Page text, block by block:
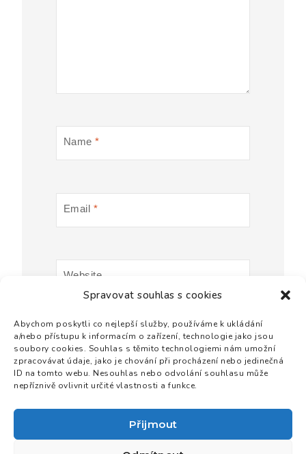
Spravovat souhlas s cookies
Abychom poskytli co nejlepší služby, používáme k ukládání
a/nebo přístupu k informacím o zařízení, technologie jako jsou
soubory cookies. Souhlas s těmito technologiemi nám umožní
zpracovávat údaje, jako je chování při procházení nebo jedinečná
ID na tomto webu. Nesouhlas nebo odvolání souhlasu může
nepříznivě ovlivnit určité vlastnosti a funkce.
Přijmout
Name *
Email *
Website